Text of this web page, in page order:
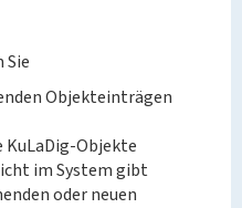
Sie
Objekteinträgen
KuLaDig-Objekte
im System gibt
oder neuen